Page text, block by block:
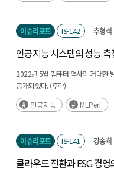
이슈리포트 IS-142 추형석
인공지능 시스템의 성능
2022년 5월 컴퓨터 역사의 거대한
공개되었다. (후략)
인공지능
MLPerf
이슈리포트 IS-141 강송희
클라우드 전환과 ESG 경영